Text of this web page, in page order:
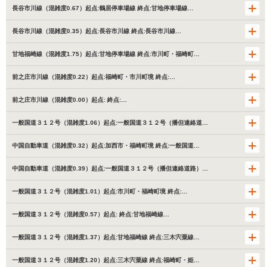
長谷市川線（混雑度0.67）起点:鶴居停車場線 終点:甘地停車場線…
長谷市川線（混雑度0.35）起点:長谷市川線 終点:長谷市川線…
甘地福崎線（混雑度1.75）起点:甘地停車場線 終点:市川町・福崎町…
前之庄市川線（混雑度0.22）起点:福崎町・市川町境 終点:…
前之庄市川線（混雑度0.00）起点: 終点:…
一般国道３１２号（混雑度1.06）起点:一般国道３１２号（播但連絡道…
中国自動車道（混雑度0.32）起点:加西市・福崎町境 終点:一般国道…
中国自動車道（混雑度0.39）起点:一般国道３１２号（播但連絡道路）…
一般国道３１２号（混雑度1.01）起点:市川町・福崎町境 終点:…
一般国道３１２号（混雑度0.57）起点: 終点:甘地福崎線…
一般国道３１２号（混雑度1.37）起点:甘地福崎線 終点:三木宍粟線…
一般国道３１２号（混雑度1.20）起点:三木宍粟線 終点:福崎町・姫…